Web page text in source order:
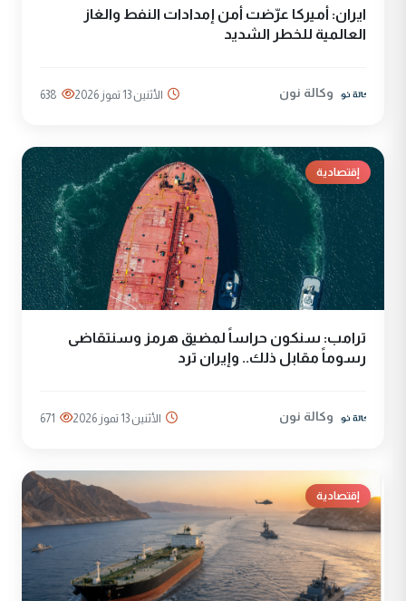
ايران: أميركا عرّضت أمن إمدادات النفط والغاز
العالمية للخطر الشديد
وكالة نون الأثنين 13 تموز 2026 638
إقتصادية
ترامب: سنكون حراساً لمضيق هرمز وسنتقاضى
رسوماً مقابل ذلك.. وإيران ترد
وكالة نون الأثنين 13 تموز 2026 671
إقتصادية